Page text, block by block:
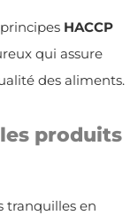
HACCP
qui assure
des aliments.
produits
tranquilles en